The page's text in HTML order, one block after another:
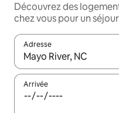
Découvrez des
chez vous pour un
Adresse
Lorsque les résultats
Arrivée